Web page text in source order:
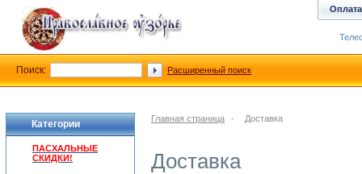
Главная страница - Доставка
Доставка
Категории
ПАСХАЛЬНЫЕ
СКИДКИ!
Оплата
Поиск: Расширенный поиск